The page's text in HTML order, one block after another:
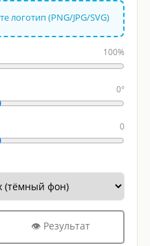
логотип (PNG/JPG/SVG)
100%
0°
0
👁 Результат